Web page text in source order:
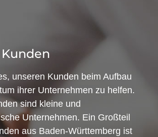
unseren Kunden beim Aufbau
ihrer Unternehmen zu helfen.
sind kleine und
Unternehmen. Ein Großteil
aus Baden-Württemberg ist